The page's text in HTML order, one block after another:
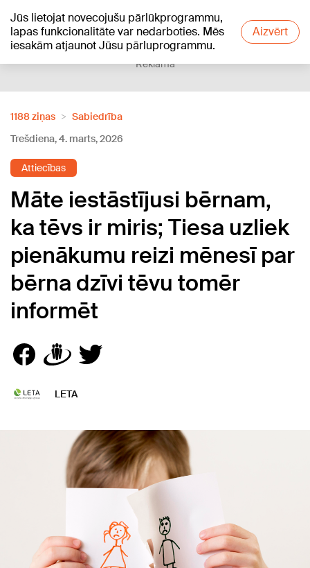
Jūs lietojat novecojušu pārlūkprogrammu,
lapas funkcionalitāte var nedarboties. Mēs
iesakām atjaunot Jūsu pārluprogrammu.
Aizvērt
+15°C
Reklāma
1188 ziņas
Sabiedrība
Trešdiena, 4. marts, 2026
Attiecības
Māte iestāstījusi bērnam,
ka tēvs ir miris; Tiesa uzliek
pienākumu reizi mēnesī par
bērna dzīvi tēvu tomēr
informēt
LETA